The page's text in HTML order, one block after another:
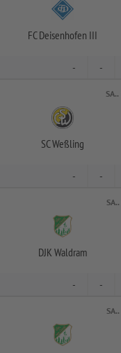
FC Deisenhofen III
- -
SA..
SC Weßling
- -
SA..
DJK Waldram
- -
SA..